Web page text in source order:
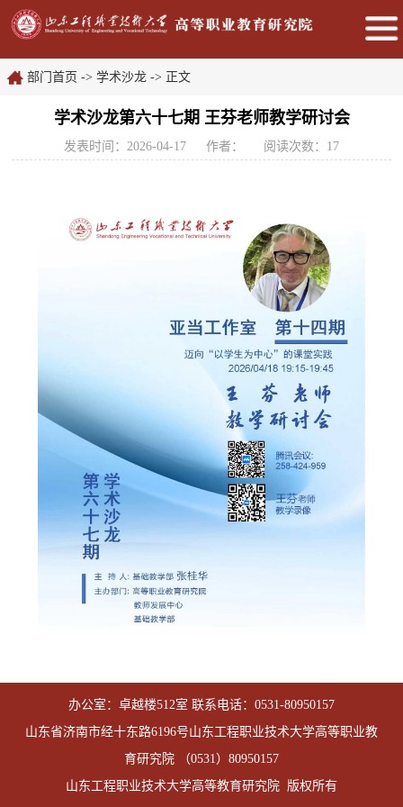
部门首页 -> 学术沙龙 -> 正文
学术沙龙第六十七期 王芬老师教学研讨会
发表时间：2026-04-17 作者： 阅读次数： 17
办公室：卓越楼512室 联系电话：0531-80950157
山东省济南市经十东路6196号山东工程职业技术大学高等职业教
育研究院 （0531）80950157
山东工程职业技术大学高等教育研究院 版权所有